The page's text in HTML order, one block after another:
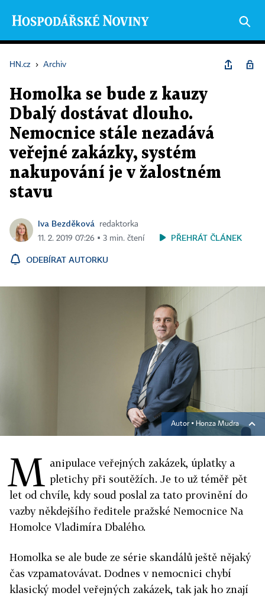
HN.cz › Archiv
Homolka se bude z kauzy
Dbalý dostávat dlouho.
Nemocnice stále nezadává
veřejné zakázky, systém
nakupování je v žalostném
stavu
Iva Bezděková
redaktorka
11. 2. 2019 07:26 ▪ 3 min. čtení
PŘEHRÁT ČLÁNEK
ODEBÍRAT AUTORKU
Autor ▪ Honza Mudra
M anipulace veřejných zakázek, úplatky a
pletichy při soutěžích. Je to už téměř pět
let od chvíle, kdy soud poslal za tato provinění do
vazby někdejšího ředitele pražské Nemocnice Na
Homolce Vladimíra Dbalého.
Homolka se ale bude ze série skandálů ještě nějaký
čas vzpamatovávat. Dodnes v nemocnici chybí
klasický model veřejných zakázek, tak jak ho znají